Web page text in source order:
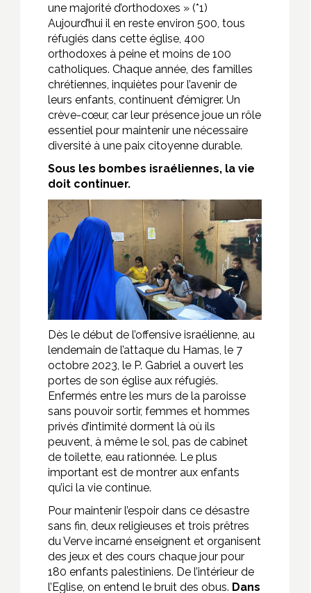
une majorité d’orthodoxes » (*1)
Aujourd’hui il en reste environ 500, tous
réfugiés dans cette église, 400
orthodoxes à peine et moins de 100
catholiques. Chaque année, des familles
chrétiennes, inquiètes pour l’avenir de
leurs enfants, continuent d’émigrer. Un
crève-cœur, car leur présence joue un rôle
essentiel pour maintenir une nécessaire
diversité à une paix citoyenne durable.
Sous les bombes israéliennes, la vie
doit continuer.
Dès le début de l’offensive israélienne, au
lendemain de l’attaque du Hamas, le 7
octobre 2023, le P. Gabriel a ouvert les
portes de son église aux réfugiés.
Enfermés entre les murs de la paroisse
sans pouvoir sortir, femmes et hommes
privés d’intimité dorment là où ils
peuvent, à même le sol, pas de cabinet
de toilette, eau rationnée. Le plus
important est de montrer aux enfants
qu’ici la vie continue.
Pour maintenir l’espoir dans ce désastre
sans fin, deux religieuses et trois prêtres
du Verve incarné enseignent et organisent
des jeux et des cours chaque jour pour
180 enfants palestiniens. De l’intérieur de
l’Eglise, on entend le bruit des obus. Dans